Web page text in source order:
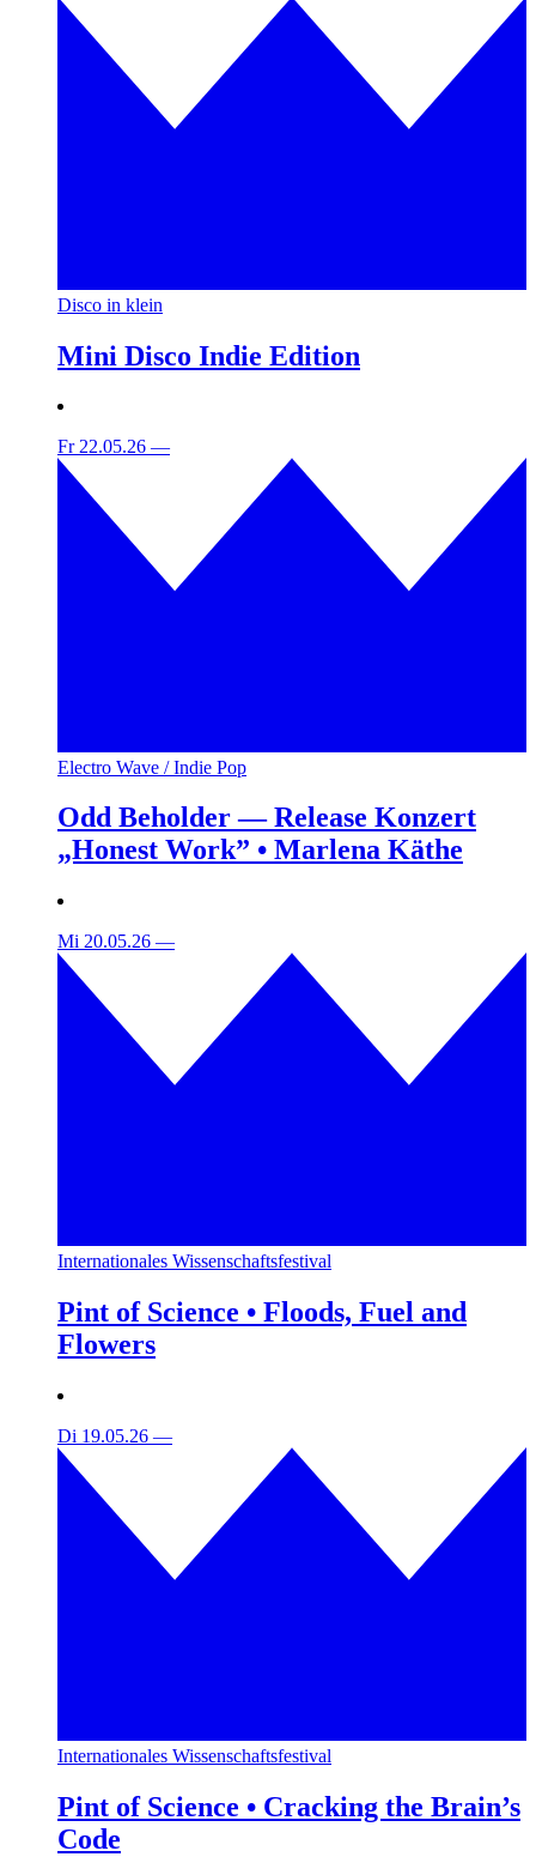
Disco in klein
Mini Disco Indie Edition
Fr 22.05.26 —
Electro Wave / Indie Pop
Odd Beholder — Release Konzert
„Honest Work” • Marlena Käthe
Mi 20.05.26 —
Internationales Wissenschaftsfestival
Pint of Science • Floods, Fuel and
Flowers
Di 19.05.26 —
Internationales Wissenschaftsfestival
Pint of Science • Cracking the Brain’s
Code